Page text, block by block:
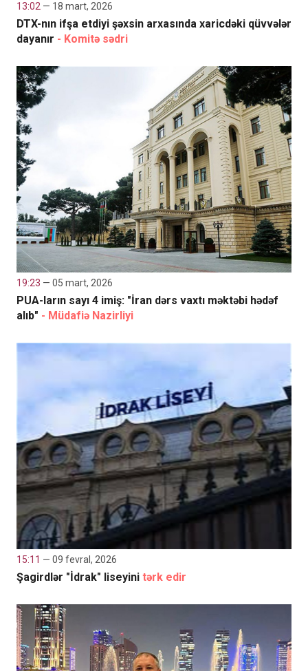
13:02 — 18 mart, 2026
DTX-nın ifşa etdiyi şəxsin arxasında xaricdəki qüvvələr
dayanır - Komitə sədri
19:23 — 05 mart, 2026
PUA-ların sayı 4 imiş: "İran dərs vaxtı məktəbi hədəf
alıb" - Müdafiə Nazirliyi
15:11 — 09 fevral, 2026
Şagirdlər "İdrak" liseyini tərk edir